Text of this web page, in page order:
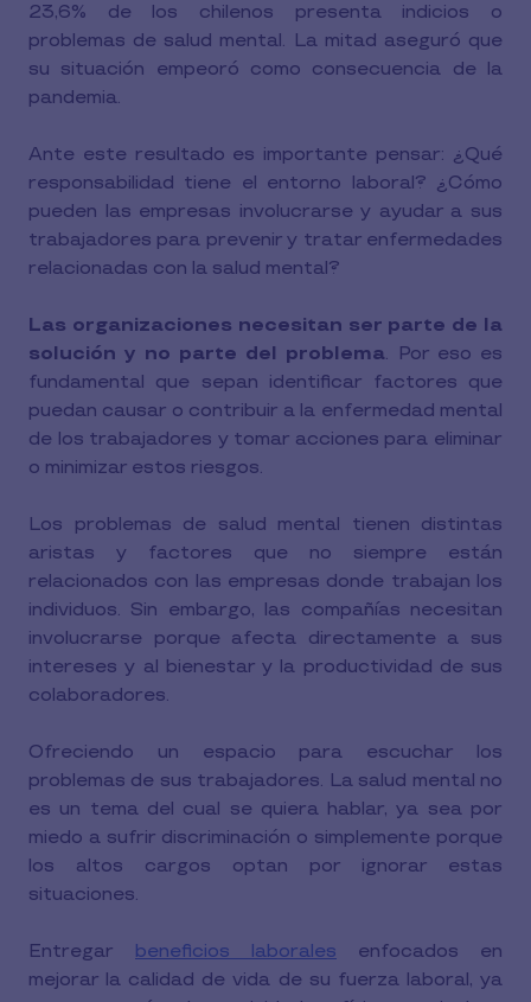
23,6% de los chilenos presenta indicios o
problemas de salud mental. La mitad aseguró que
su situación empeoró como consecuencia de la
pandemia.
Ante este resultado es importante pensar: ¿Qué
responsabilidad tiene el entorno laboral? ¿Cómo
pueden las empresas involucrarse y ayudar a sus
trabajadores para prevenir y tratar enfermedades
relacionadas con la salud mental?
Las organizaciones necesitan ser parte de la
solución y no parte del problema. Por eso es
fundamental que sepan identificar factores que
puedan causar o contribuir a la enfermedad mental
de los trabajadores y tomar acciones para eliminar
o minimizar estos riesgos.
Los problemas de salud mental tienen distintas
aristas y factores que no siempre están
relacionados con las empresas donde trabajan los
individuos. Sin embargo, las compañías necesitan
involucrarse porque afecta directamente a sus
intereses y al bienestar y la productividad de sus
colaboradores.
Ofreciendo un espacio para escuchar los
problemas de sus trabajadores. La salud mental no
es un tema del cual se quiera hablar, ya sea por
miedo a sufrir discriminación o simplemente porque
los altos cargos optan por ignorar estas
situaciones.
Entregar beneficios laborales enfocados en
mejorar la calidad de vida de su fuerza laboral, ya